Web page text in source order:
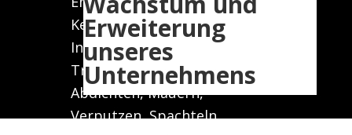
Kernbohrungen
Industriemontage
Trockenbauarbeiten
Abdichten, Mauern,
Verputzen, Spachteln,
Erweiterung
unseres
Unternehmens